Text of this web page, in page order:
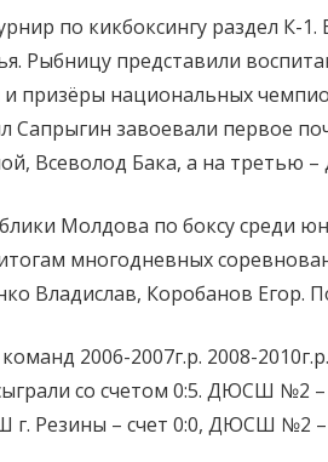
по кикбоксингу раздел К-
Рыбницу представили
призёры национальных
завоевали первое
Всеволод Бака, а на третью
Молдова по боксу среди
многодневных
Владислав, Коробанов Егор.
команд 2006-2007г.р. 2008-
со счетом 0:5. ДЮСШ №2
Резины – счет 0:0, ДЮСШ №2